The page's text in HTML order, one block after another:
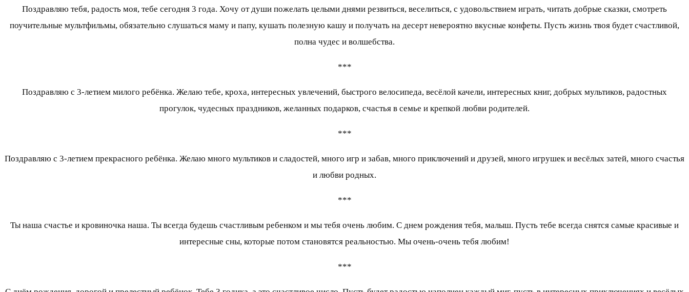
Поздравляю тебя, радость моя, тебе сегодня 3 года. Хочу от души пожелать целыми днями резвиться, веселиться, с удовольствием играть, читать добрые сказки, смотреть
поучительные мультфильмы, обязательно слушаться маму и папу, кушать полезную кашу и получать на десерт невероятно вкусные конфеты. Пусть жизнь твоя будет счастливой,
полна чудес и волшебства.
***
Поздравляю с 3-летием милого ребёнка. Желаю тебе, кроха, интересных увлечений, быстрого велосипеда, весёлой качели, интересных книг, добрых мультиков, радостных
прогулок, чудесных праздников, желанных подарков, счастья в семье и крепкой любви родителей.
***
Поздравляю с 3-летием прекрасного ребёнка. Желаю много мультиков и сладостей, много игр и забав, много приключений и друзей, много игрушек и весёлых затей, много счастья
и любви родных.
***
Ты наша счастье и кровиночка наша. Ты всегда будешь счастливым ребенком и мы тебя очень любим. С днем рождения тебя, малыш. Пусть тебе всегда снятся самые красивые и
интересные сны, которые потом становятся реальностью. Мы очень-очень тебя любим!
***